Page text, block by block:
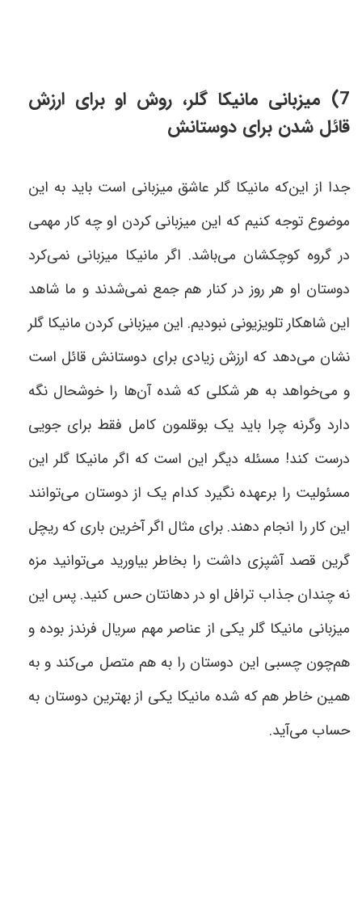
7) میزبانی مانیکا گلر، روش او برای ارزش
قائل شدن برای دوستانش
جدا از این‌که مانیکا گلر عاشق میزبانی است باید به این
موضوع توجه کنیم که این میزبانی کردن او چه کار مهمی‌
در گروه کوچکشان می‌باشد. اگر مانیکا میزبانی نمی‌کرد
دوستان او هر روز در کنار هم جمع نمی‌شدند و ما شاهد
این شاهکار تلویزیونی نبودیم. این میزبانی کردن مانیکا گلر
نشان می‌دهد که ارزش زیادی برای دوستانش قائل است
و می‌خواهد به هر شکلی که شده آن‌ها را خوشحال نگه
دارد وگرنه چرا باید یک بوقلمون کامل فقط برای جویی
درست کند! مسئله دیگر این است که اگر مانیکا گلر این
مسئولیت را برعهده نگیرد کدام یک از دوستان می‌توانند
این کار را انجام دهند. برای مثال اگر آخرین باری که ریچل
گرین قصد آشپزی داشت را بخاطر بیاورید می‌توانید مزه
نه چندان جذاب ترافل او در دهانتان حس کنید. پس این
میزبانی مانیکا گلر یکی از عناصر مهم سریال فرندز بوده و
هم‌چون چسبی این دوستان را به هم متصل می‌کند و به
همین خاطر هم که شده مانیکا یکی از بهترین دوستان به
حساب می‌آید.